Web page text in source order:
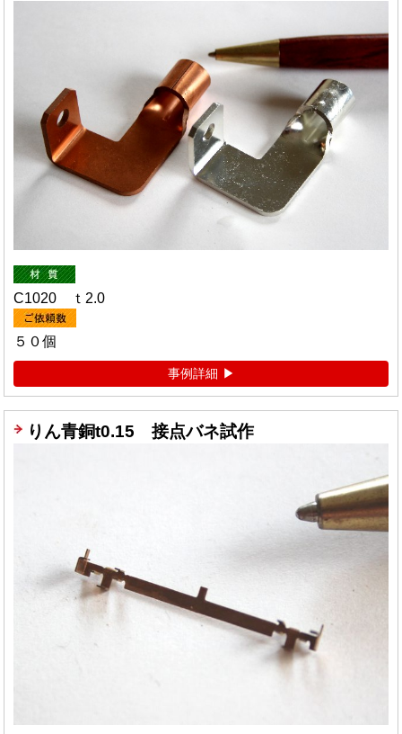
C1020 ｔ2.0
５０個
事例詳細
りん青銅t0.15 接点バネ試作